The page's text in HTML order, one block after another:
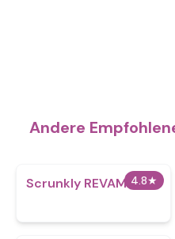
Andere
4.8★
Scrunkly REVAMP